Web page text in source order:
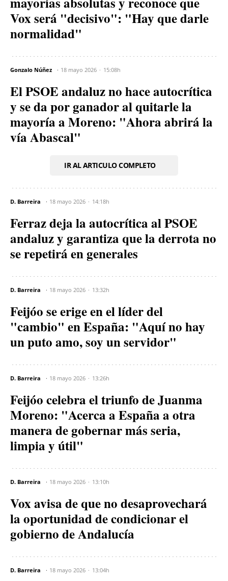
Vox será "decisivo": "Hay que darle
normalidad"
Gonzalo Núñez 18 mayo 2026 15:08h
El PSOE andaluz no hace autocrítica
y se da por ganador al quitarle la
mayoría a Moreno: "Ahora abrirá la
vía Abascal"
IR AL ARTICULO COMPLETO
D. Barreira 18 mayo 2026 14:18h
Ferraz deja la autocrítica al PSOE
andaluz y garantiza que la derrota no
se repetirá en generales
D. Barreira 18 mayo 2026 13:32h
Feijóo se erige en el líder del
"cambio" en España: "Aquí no hay
un puto amo, soy un servidor"
D. Barreira 18 mayo 2026 13:26h
Feijóo celebra el triunfo de Juanma
Moreno: "Acerca a España a otra
manera de gobernar más seria,
limpia y útil"
D. Barreira 18 mayo 2026 13:10h
Vox avisa de que no desaprovechará
la oportunidad de condicionar el
gobierno de Andalucía
D. Barreira 18 mayo 2026 13:04h